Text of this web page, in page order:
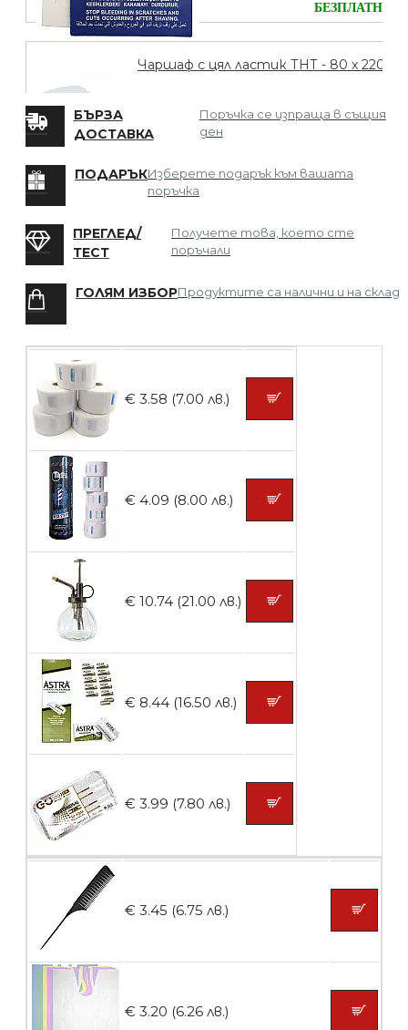
БЕЗПЛАТНО
Чаршаф с цял ластик ТНТ - 80 х 220
Четка за боядисване
броя
Контейнери за сваляне на гел лак 5
броя
Ваничка за маникюр BMSPA1C
БЪРЗА
ДОСТАВКА
Поръчка се изпраща в същия
ден
ПОДАРЪКИзберете подарък към вашата
поръчка
ПРЕГЛЕД/
ТЕСТ
Получете това, което сте
поръчали
ГОЛЯМ ИЗБОРПродуктите са налични и на склад
€ 3.58 (7.00 лв.)
€ 4.09 (8.00 лв.)
€ 10.74 (21.00 лв.)
€ 8.44 (16.50 лв.)
€ 3.99 (7.80 лв.)
€ 3.45 (6.75 лв.)
€ 3.20 (6.26 лв.)